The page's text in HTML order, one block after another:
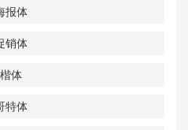
报体
销体
楷体
特体